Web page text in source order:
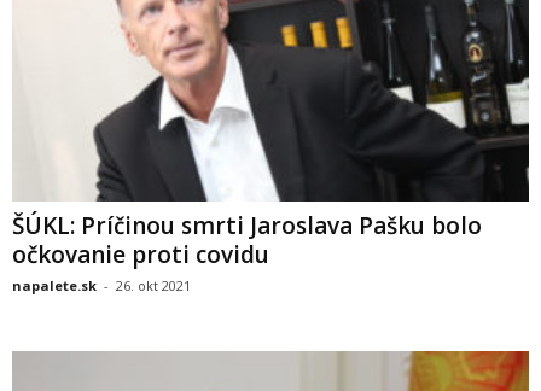
ŠÚKL: Príčinou smrti Jaroslava Pašku bolo
očkovanie proti covidu
napalete.sk - 26. okt 2021